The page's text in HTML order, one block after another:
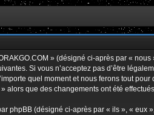
» (désigné ci-après par «
Si vous n’acceptez pas d’être
quel moment et nous ferons tout
» alors que des changements ont été
phpBB (désigné ci-après par « ils », «